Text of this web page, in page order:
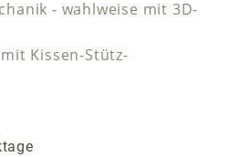
- wahlweise mit 3D-
Kissen-Stütz-